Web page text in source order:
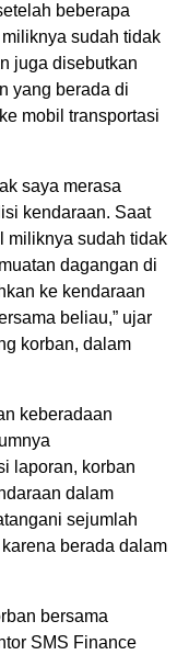
beberapa
sudah tidak
juga disebutkan
yang berada di
mobil transportasi
saya merasa
kendaraan. Saat
miliknya sudah tidak
dagangan di
ke kendaraan
beliau,” ujar
korban, dalam
keberadaan
laporan, korban
dalam
sejumlah
berada dalam
bersama
SMS Finance